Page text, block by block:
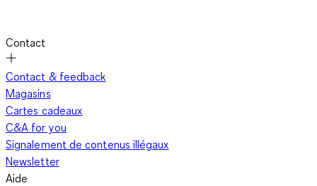
Contact
Contact & feedback
Magasins
Cartes cadeaux
C&A for you
Signalement de contenus illégaux
Newsletter
Aide